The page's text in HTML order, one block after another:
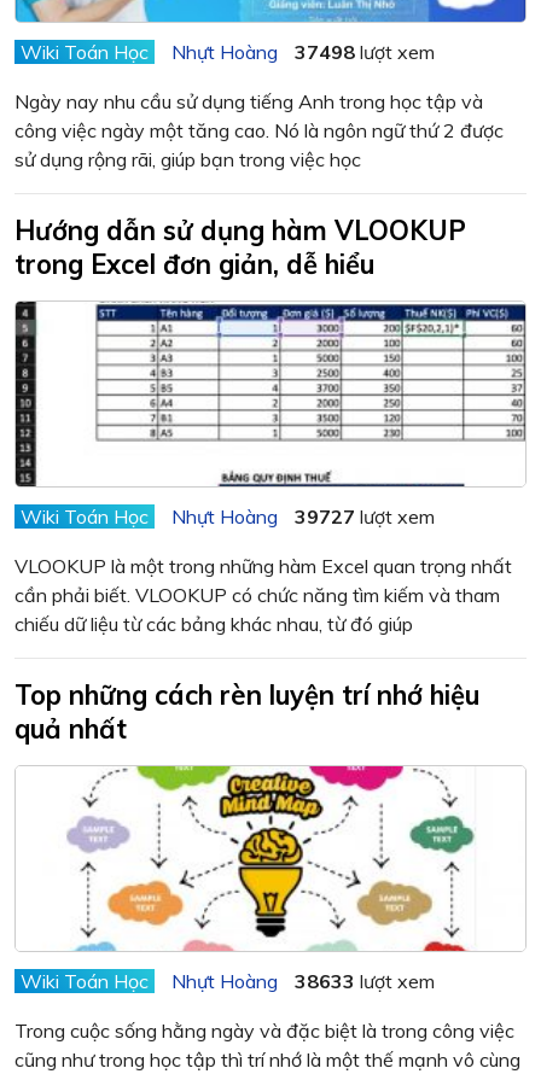
Wiki Toán Học Nhựt Hoàng 37498 lượt xem
Ngày nay nhu cầu sử dụng tiếng Anh trong học tập và
công việc ngày một tăng cao. Nó là ngôn ngữ thứ 2 được
sử dụng rộng rãi, giúp bạn trong việc học
Hướng dẫn sử dụng hàm VLOOKUP
trong Excel đơn giản, dễ hiểu
Wiki Toán Học Nhựt Hoàng 39727 lượt xem
VLOOKUP là một trong những hàm Excel quan trọng nhất
cần phải biết. VLOOKUP có chức năng tìm kiếm và tham
chiếu dữ liệu từ các bảng khác nhau, từ đó giúp
Top những cách rèn luyện trí nhớ hiệu
quả nhất
Wiki Toán Học Nhựt Hoàng 38633 lượt xem
Trong cuộc sống hằng ngày và đặc biệt là trong công việc
cũng như trong học tập thì trí nhớ là một thế mạnh vô cùng